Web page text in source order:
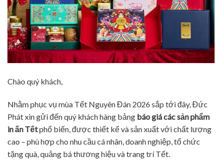
Chào quý khách,
Nhằm phục vụ mùa Tết Nguyên Đán 2026 sắp tới đây, Đức
Phát xin gửi đến quý khách hàng bảng báo giá các sản phẩm
in ấn Tếtphổ biến, được thiết kế và sản xuất với chất lượng
cao – phù hợp cho nhu cầu cá nhân, doanh nghiệp, tổ chức
tặng quà, quảng bá thương hiệu và trang trí Tết.